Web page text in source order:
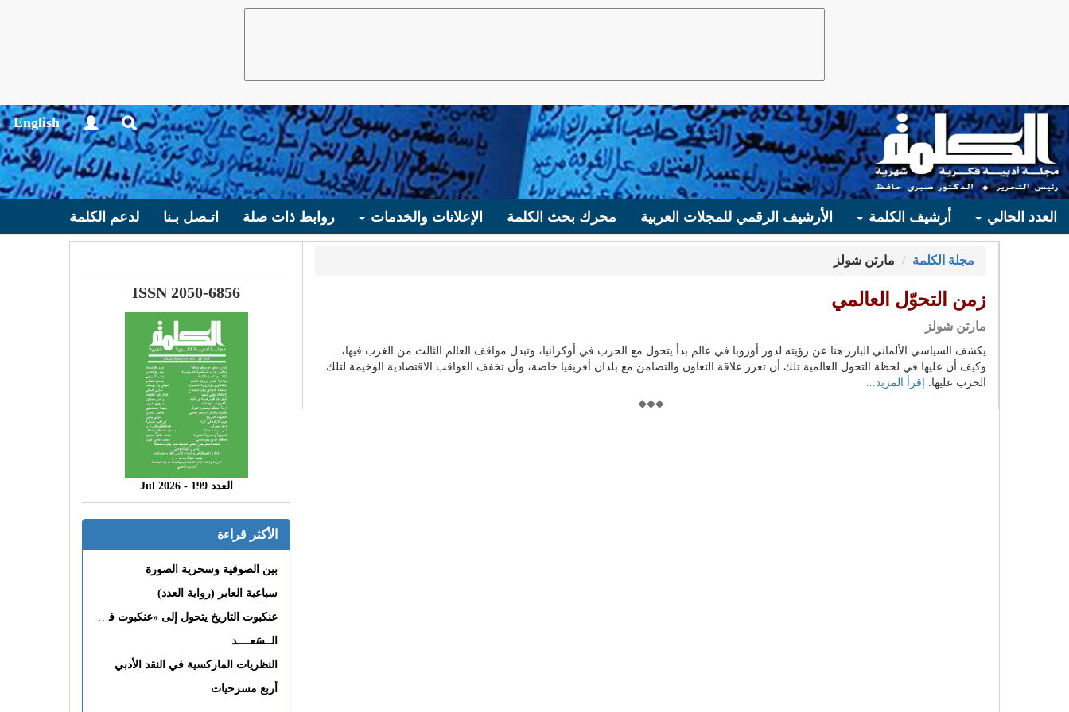
English
العدد الحالي أرشيف الكلمة الأرشيف الرقمي للمجلات العربية محرك بحث الكلمة الإعلانات والخدمات روابط ذات صلة اتـصل بـنا لدعم الكلمة
مجلة الكلمة مارتن شولز
زمن التحوّل العالمي
مارتن شولز
يكشف السياسي الألماني البارز هنا عن رؤيته لدور أوروبا في عالم بدأ يتحول مع الحرب في أوكرانيا، وتبدل مواقف العالم الثالث من الغرب فيها،
وكيف أن عليها في لحظة التحول العالمية تلك أن تعزز علاقة التعاون والتضامن مع بلدان أفريقيا خاصة، وأن تخفف العواقب الاقتصادية الوخيمة لتلك
الحرب عليها.
إقرأ المزيد...
ISSN 2050-6856
العدد 199 - 2026 Jul
الأكثر قراءة
بين الصوفية وسحرية الصورة
سباعية العابر (رواية العدد)
عنكبوت التاريخ يتحول إلى «عنكبوت فى القلب»
الــسَعــــد
النظريات الماركسية في النقد الأدبي
أربع مسرحيات